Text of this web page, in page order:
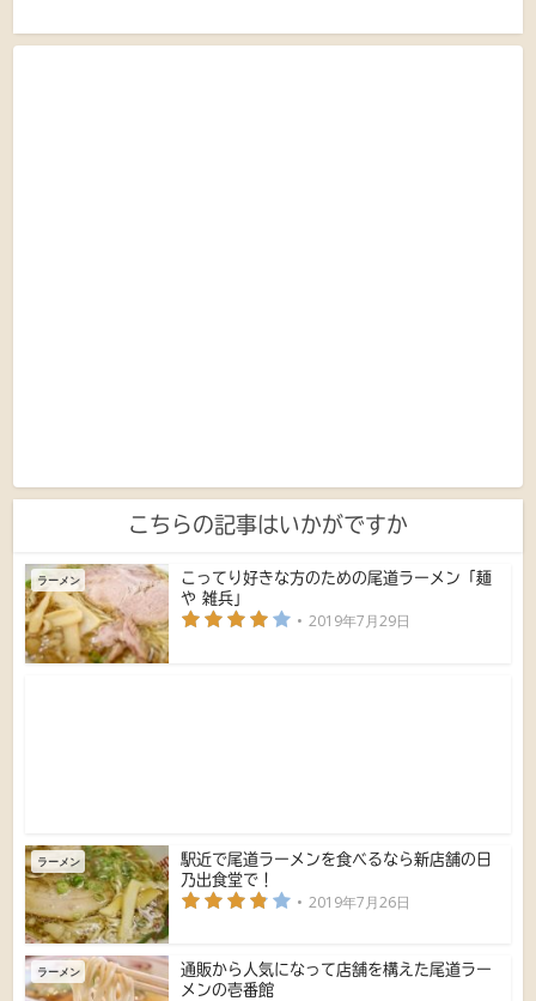
こちらの記事はいかがですか
ラーメン
こってり好きな方のための尾道ラーメン「麺
や 雑兵」
2019年7月29日
ラーメン
駅近で尾道ラーメンを食べるなら新店舗の日
乃出食堂で！
2019年7月26日
ラーメン
通販から人気になって店舗を構えた尾道ラー
メンの壱番館